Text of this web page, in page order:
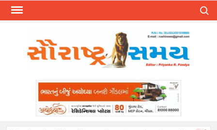
Skip